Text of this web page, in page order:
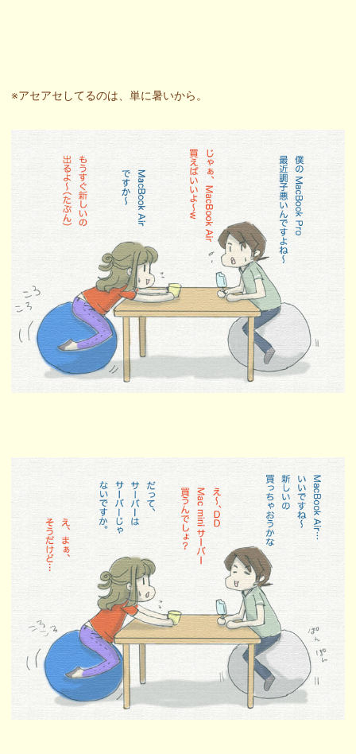
※アセアセしてるのは、単に暑いから。